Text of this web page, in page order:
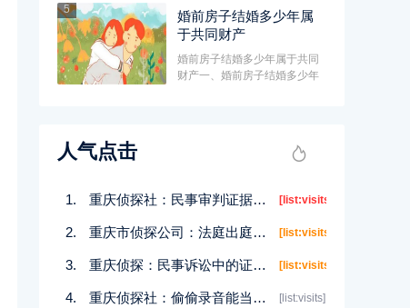
5
婚前房子结婚多少年属
于共同财产
婚前房子结婚多少年属于共同
财产一、婚前房子结婚多少年
人气点击
重庆侦探社：民事审判证据不足怎么办 [list:visits]
重庆市侦探公司：法庭出庭作证什么样的证人可以具备资格？ [list:visits]
重庆侦探：民事诉讼中的证据不足怎么办？ [list:visits]
重庆侦探社：偷偷录音能当证据吗 [list:visits]